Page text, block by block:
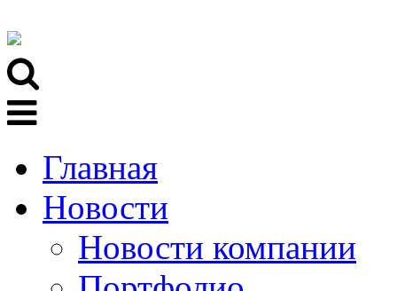
Главная
Новости
Новости компании